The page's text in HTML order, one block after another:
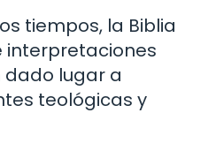
tiempos, la Biblia
interpretaciones
dado lugar a
teológicas y